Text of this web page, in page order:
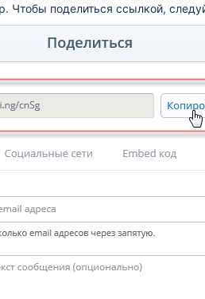
Чтобы поделиться ссылкой,